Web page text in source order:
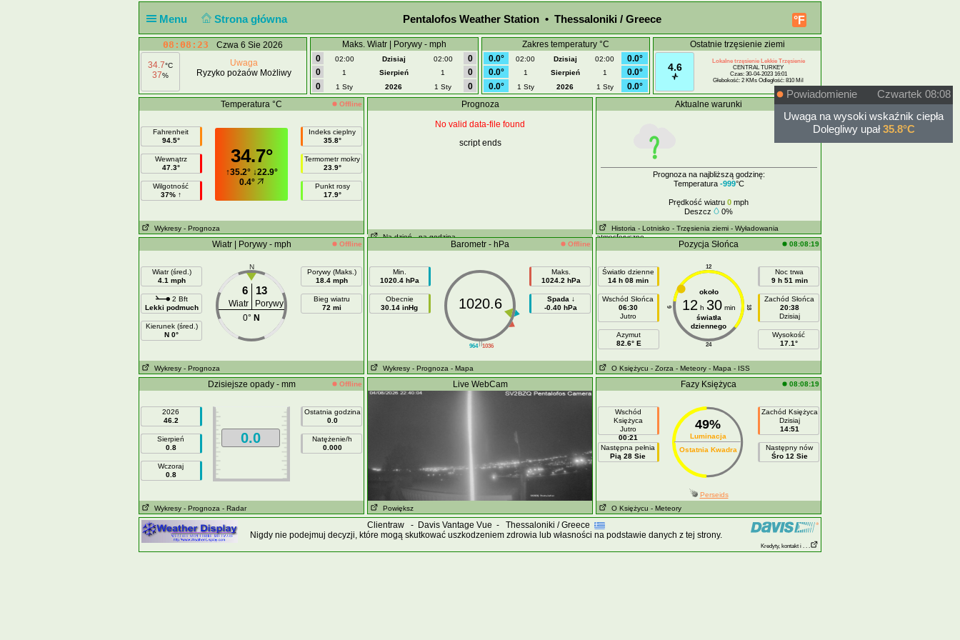
Menu Strona główna °F
Pentalofos Weather Station • Thessaloniki / Greece
08:08:23
Czwa 6 Sie 2026
34.7°C
37%
Uwaga
Ryzyko pożaów Możliwy
Maks. Wiatr | Porywy - mph
0
02:00 Dzisiaj 02:00
0
0
1 Sierpień 1
0
0
1 Sty 2026 1 Sty 0
Zakres temperatury °C
0.0°
02:00 Dzisiaj 02:00
0.0°
0.0°
1 Sierpień 1
0.0°
0.0°
1 Sty 2026 1 Sty 0.0°
Ostatnie trzęsienie ziemi
4.6
Lokalne trzęsienie Lekkie Trzęsienie
CENTRAL TURKEY
Czas: 30-04-2023 16:01
Głebokość: 2 KMs Odległość: 810 Mil
Temperatura °C Offline
Fahrenheit
94.5°
Wewnątrz
47.3°
Wilgotność
37% ↑
34.7°
↑35.2°↓22.9°
0.4°
Indeks cieplny
35.8°
Termometr mokry
23.9°
Punkt rosy
17.9°
Wykresy - Prognoza
Prognoza
No valid data-file found
script ends
Na dzień - na godziną
Aktualne warunki Offline
Prognoza na najbliższą godzinę:
Temperatura -999°C
Prędkość wiatru 0 mph
Deszcz
0%
Historia - Lotnisko - Trzęsienia ziemi - Wyładowania
atmosferyczne
Wiatr | Porywy - mph Offline
Wiatr (śred.)
4.1 mph
2 Bft
Lekki podmuch
Kierunek (śred.)
N 0°
N
6 13
Wiatr
Porywy
0° N
Porywy (Maks.)
18.4 mph
Bieg wiatru
72 mi
Wykresy - Prognoza
Barometr - hPa Offline
Min.
1020.4 hPa
Obecnie
30.14 inHg
||
964 1036
1020.6
Maks.
1024.2 hPa
Spada ↓
-0.40 hPa
Wykresy - Prognoza - Mapa
Pozycja Słońca 08:08:19
Światło dzienne
14 h 08 min
Wschód Słońca
06:30
Jutro
Azymut
82.6° E
12
24
6 18
około
12 h 30min
światła
dziennego
Noc trwa
9 h 51 min
Zachód Słońca
20:38
Dzisiaj
Wysokość
17.1°
O Księżycu - Zorza - Meteory - Mapa - ISS
Dzisiejsze opady - mm Offline
2026
46.2
Sierpień
0.8
Wczoraj
0.8
0.0
Ostatnia godzina
0.0
Natężenie/h
0.000
Wykresy - Prognoza - Radar
Live WebCam
Powiększ
Fazy Księżyca 08:08:19
Wschód
Księżyca
Jutro
00:21
Następna pełnia
Pią 28 Sie
49%
Luminacja
Ostatnia Kwadra
Zachód Księżyca
Dzisiaj
14:51
Następny nów
Śro 12 Sie
Perseids
O Księżycu - Meteory
Clientraw - Davis Vantage Vue - Thessaloniki / Greece
Nigdy nie podejmuj decyzji, które mogą skutkować uszkodzeniem zdrowia lub własności na podstawie danych z tej strony.
Kredyty, kontakt i . . .
Powiadomienie
Czwartek 08:08
Uwaga na wysoki wskaźnik ciepła
Dolegliwy upał35.8°C